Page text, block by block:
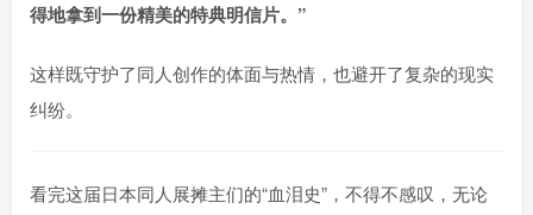
得地拿到一份精美的特典明信片。”
这样既守护了同人创作的体面与热情，也避开了复杂的现实
纠纷。
看完这届日本同人展摊主们的“血泪史”，不得不感叹，无论